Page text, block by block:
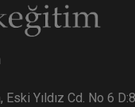
Enstitüsü
Eski Yıldız Cd. No 6